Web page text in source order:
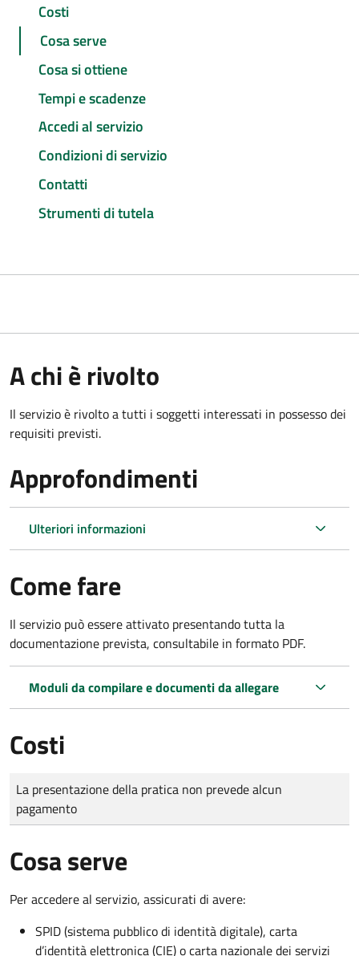
Costi
Cosa serve
Cosa si ottiene
Tempi e scadenze
Accedi al servizio
Condizioni di servizio
Contatti
Strumenti di tutela
A chi è rivolto
Il servizio è rivolto a tutti i soggetti interessati in possesso dei
requisiti previsti.
Approfondimenti
Ulteriori informazioni
Come fare
Il servizio può essere attivato presentando tutta la
documentazione prevista, consultabile in formato PDF.
Moduli da compilare e documenti da allegare
Costi
Tipo di pagamento
Importo
La presentazione della pratica non prevede alcun
pagamento
Cosa serve
Per accedere al servizio, assicurati di avere:
SPID (sistema pubblico di identità digitale), carta
d’identità elettronica (CIE) o carta nazionale dei servizi